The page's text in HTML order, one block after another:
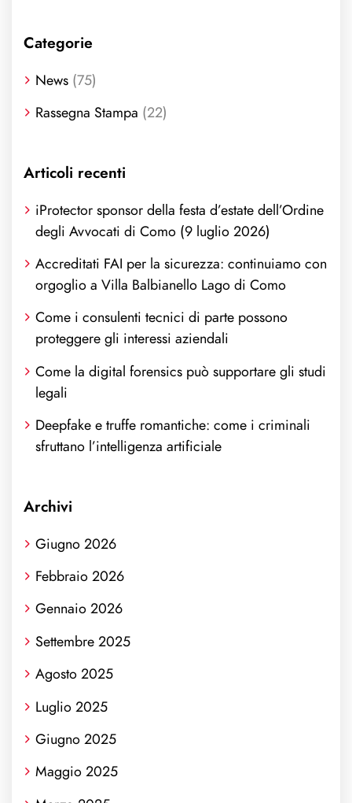
Categorie
News (75)
Rassegna Stampa (22)
Articoli recenti
iProtector sponsor della festa d’estate dell’Ordine
degli Avvocati di Como (9 luglio 2026)
Accreditati FAI per la sicurezza: continuiamo con
orgoglio a Villa Balbianello Lago di Como
Come i consulenti tecnici di parte possono
proteggere gli interessi aziendali
Come la digital forensics può supportare gli studi
legali
Deepfake e truffe romantiche: come i criminali
sfruttano l’intelligenza artificiale
Archivi
Giugno 2026
Febbraio 2026
Gennaio 2026
Settembre 2025
Agosto 2025
Luglio 2025
Giugno 2025
Maggio 2025